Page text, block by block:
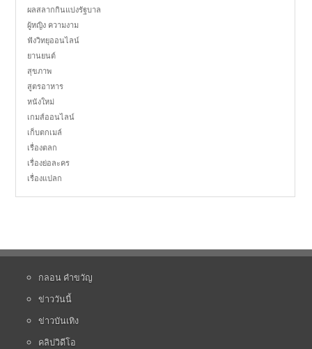
ผลสลากกินแบ่งรัฐบาล
ผู้หญิง ความงาม
ฟังวิทยุออนไลน์
ยานยนต์
สุขภาพ
สูตรอาหาร
หนังใหม่
เกมส์ออนไลน์
เก็บตกเมล์
เรื่องตลก
เรื่องย่อละคร
เรื่องแปลก
กลอน คำขวัญ
ข่าววันนี้
ข่าวบันเทิง
คลิปวิดีโอ